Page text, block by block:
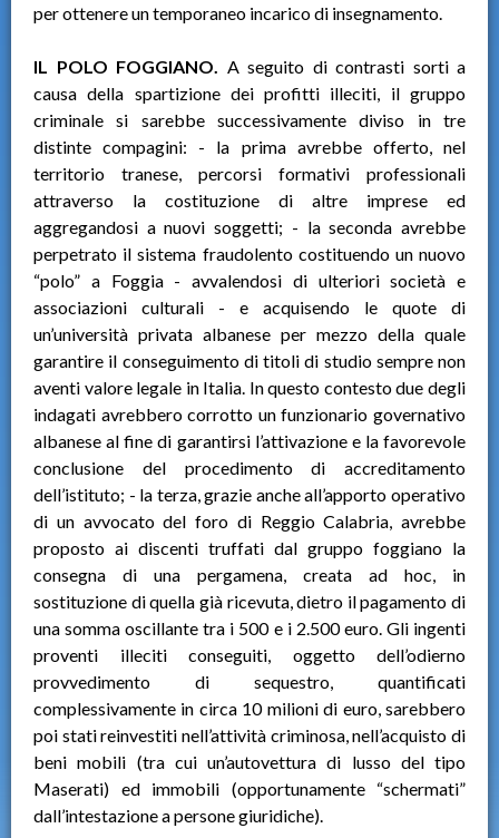
per ottenere un temporaneo incarico di insegnamento.
IL POLO FOGGIANO. A seguito di contrasti sorti a
causa della spartizione dei profitti illeciti, il gruppo
criminale si sarebbe successivamente diviso in tre
distinte compagini: - la prima avrebbe offerto, nel
territorio tranese, percorsi formativi professionali
attraverso la costituzione di altre imprese ed
aggregandosi a nuovi soggetti; - la seconda avrebbe
perpetrato il sistema fraudolento costituendo un nuovo
“polo” a Foggia - avvalendosi di ulteriori società e
associazioni culturali - e acquisendo le quote di
un’università privata albanese per mezzo della quale
garantire il conseguimento di titoli di studio sempre non
aventi valore legale in Italia. In questo contesto due degli
indagati avrebbero corrotto un funzionario governativo
albanese al fine di garantirsi l’attivazione e la favorevole
conclusione del procedimento di accreditamento
dell’istituto; - la terza, grazie anche all’apporto operativo
di un avvocato del foro di Reggio Calabria, avrebbe
proposto ai discenti truffati dal gruppo foggiano la
consegna di una pergamena, creata ad hoc, in
sostituzione di quella già ricevuta, dietro il pagamento di
una somma oscillante tra i 500 e i 2.500 euro. Gli ingenti
proventi illeciti conseguiti, oggetto dell’odierno
provvedimento di sequestro, quantificati
complessivamente in circa 10 milioni di euro, sarebbero
poi stati reinvestiti nell’attività criminosa, nell’acquisto di
beni mobili (tra cui un’autovettura di lusso del tipo
Maserati) ed immobili (opportunamente “schermati”
dall’intestazione a persone giuridiche).